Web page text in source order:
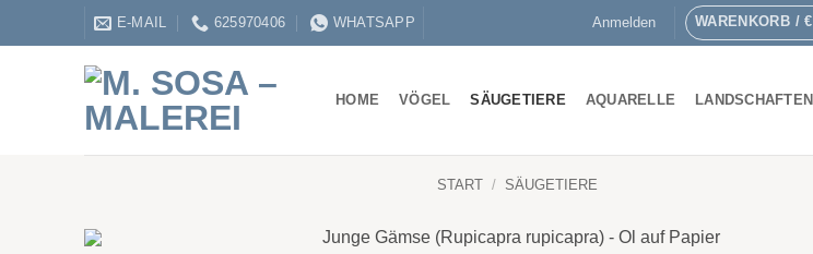
E-MAIL 625970406 WHATSAPP Anmelden WARENKORB /€
HOME VÖGEL SÄUGETIERE AQUARELLE LANDSCHAFTEN
START / SÄUGETIERE